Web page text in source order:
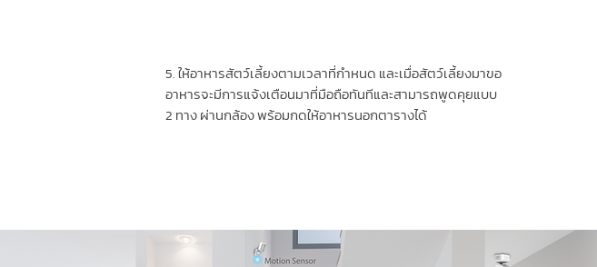
5. ให้อาหารสัตว์เลี้ยงตามเวลาที่กำหนด และเมื่อสัตว์เลี้ยงมาขอ
อาหารจะมีการแจ้งเตือนมาที่มือถือทันทีและสามารถพูดคุยแบบ
2 ทาง ผ่านกล้อง พร้อมกดให้อาหารนอกตารางได้